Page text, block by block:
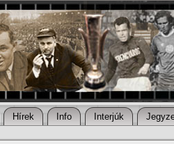
Hí­rek Info Interjúk